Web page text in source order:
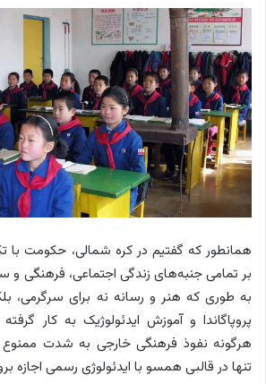
همانطور که گفتیم در کره شمالی، حکومت با
بر تمامی جنبه‌های زندگی اجتماعی، فرهنگی و
به طوری که هنر و رسانه نه برای سرگرمی،
پروپاگاندا و آموزش ایدئولوژیک به کار
هرگونه نفوذ فرهنگی خارجی به شدت
تنها در قالبی همسو با ایدئولوژی رسمی اجازه